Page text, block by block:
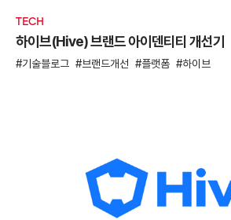
TECH
하이브(Hive) 브랜드 아이덴티티 개선기
기술블로그 브랜드개선 플랫폼 하이브